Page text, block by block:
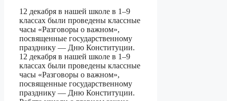
12 декабря в нашей школе в 1–9
классах были проведены классные
часы «Разговоры о важном»,
посвященные государственному
празднику — Дню Конституции.
12 декабря в нашей школе в 1–9
классах были проведены классные
часы «Разговоры о важном»,
посвященные государственному
празднику — Дню Конституции.